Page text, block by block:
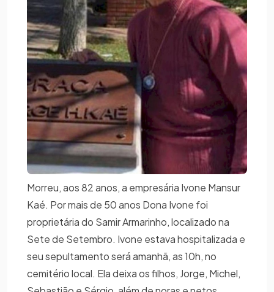
Morreu, aos 82 anos, a empresária Ivone Mansur
Kaé. Por mais de 50 anos Dona Ivone foi
proprietária do Samir Armarinho, localizado na
Sete de Setembro. Ivone estava hospitalizada e
seu sepultamento será amanhã, as 10h, no
cemitério local. Ela deixa os filhos, Jorge, Michel,